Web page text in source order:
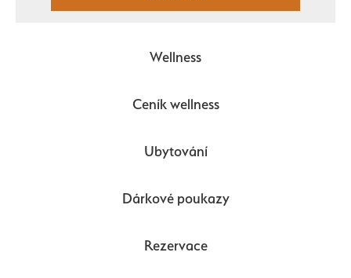
Wellness
Ceník wellness
Ubytování
Dárkové poukazy
Rezervace